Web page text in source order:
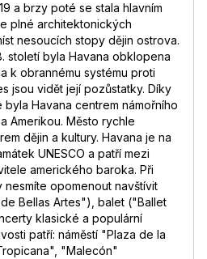
a brzy poté se stala hlavním
plné architektonických
nesoucích stopy dějin ostrova.
století byla Havana obklopena
k obrannému systému proti
jsou vidět její pozůstatky. Díky
Havana centrem námořního
Amerikou. Město rychle
dějin a kultury. Havana je na
UNESCO a patří mezi
amerického baroka. Při
nesmíte opomenout navštívit
Bellas Artes"), balet ("Ballet
klasické a populární
patří: náměstí "Plaza de la
"Malecón"